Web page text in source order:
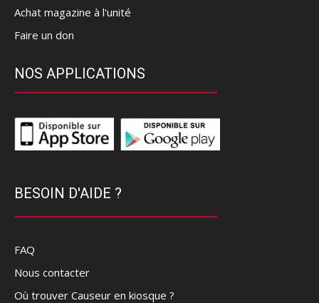
Achat magazine à l'unité
Faire un don
NOS APPLICATIONS
BESOIN D'AIDE ?
FAQ
Nous contacter
Où trouver Causeur en kiosque ?